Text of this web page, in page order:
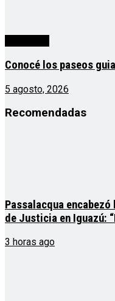
Conocé los paseos
5 agosto, 2026
Recomendadas
Passalacqua
de Justicia en Iguazú:
3 horas ago